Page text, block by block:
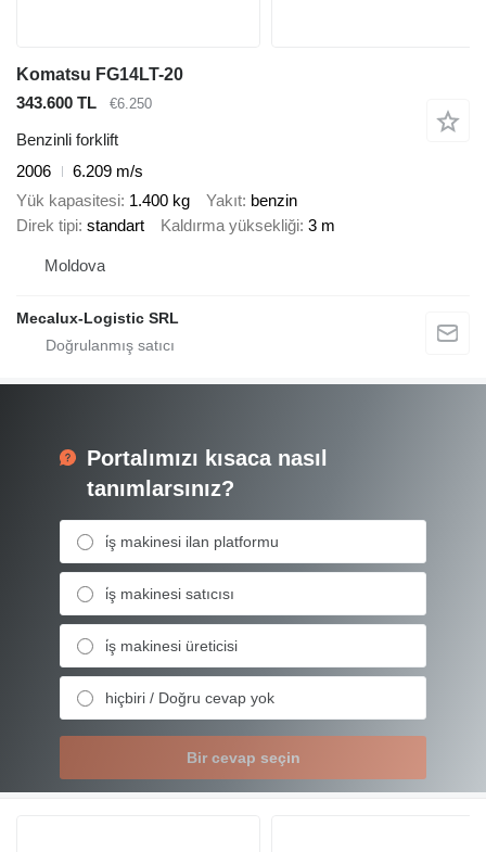
Komatsu FG14LT-20
343.600 TL
€6.250
Benzinli forklift
2006
6.209 m/s
Yük kapasitesi 1.400 kg Yakıt benzin
Direk tipi standart Kaldırma yüksekliği 3 m
Moldova
Mecalux-Logistic SRL
Portalımızı kısaca nasıl
tanımlarsınız?
i̇ş makinesi ilan platformu
i̇ş makinesi satıcısı
i̇ş makinesi üreticisi
hiçbiri / Doğru cevap yok
Bir cevap seçin